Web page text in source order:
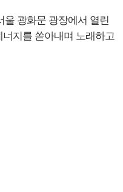
울 광화문 광장에서 열린
지를 쏟아내며 노래하고